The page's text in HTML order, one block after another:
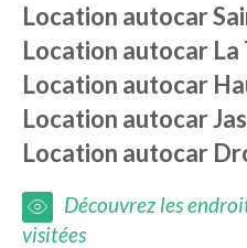
Location autocar
Location autocar
Location autocar
Location autocar
Location autocar
Découvrez les
visitées